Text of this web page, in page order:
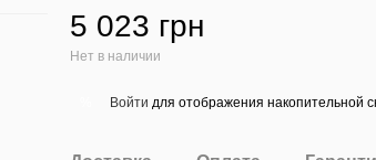
5 023 грн
Нет в наличии
Войти для отображения накопительной